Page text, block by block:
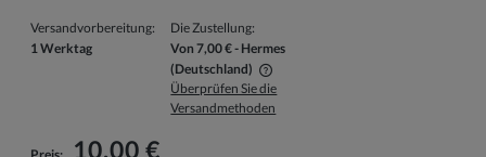
Versandvorbereitung:
1 Werktag
Die Zustellung:
Von 7,00 €- Hermes
(Deutschland)
Der Preis beinhaltet keine eventuellen Zahlungskosten
Überprüfen Sie die
Versandmethoden
10,00 €